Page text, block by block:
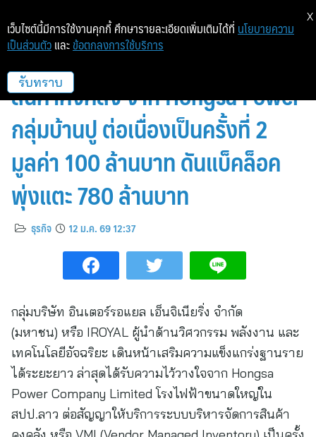
IROYAL โตไม่หยุด ได้งานบริหาร
สินค้าคงคลัง จาก Hongsa Power
กลุ่มบ้านปู ต่อเนื่องเป็นครั้งที่ 2
มูลค่า 100 ล้านบาท ดันแบ็คล็อค
พุ่งแตะ 780 ล้านบาท
ธุรกิจ 12 ม.ค. 69 12:37
กลุ่มบริษัท อินเตอร์รอแยล เอ็นจิเนียริ่ง จำกัด
(มหาชน) หรือ IROYAL ผู้นำด้านวิศวกรรม พลังงาน และ
เทคโนโลยีอัจฉริยะ เดินหน้าเสริมความแข็งแกร่งฐานราย
ได้ระยะยาว ล่าสุดได้รับความไว้วางใจจาก Hongsa
Power Company Limited โรงไฟฟ้าขนาดใหญ่ใน
สปป.ลาว ต่อสัญญาให้บริการระบบบริหารจัดการสินค้า
เว็บไซต์นี้มีการใช้งานคุกกี้ ศึกษารายละเอียดเพิ่มเติมได้ที่ นโยบายความ
เป็นส่วนตัว และ ข้อตกลงการใช้บริการ
รับทราบ
X